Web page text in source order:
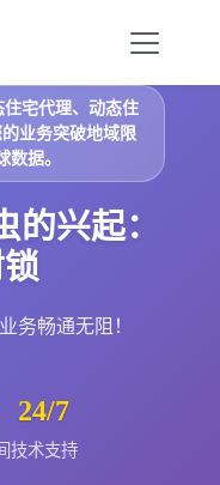
宅代理、动态住
业务突破地域限
数据。
兴起：
务畅通无阻！
24/7
技术支持